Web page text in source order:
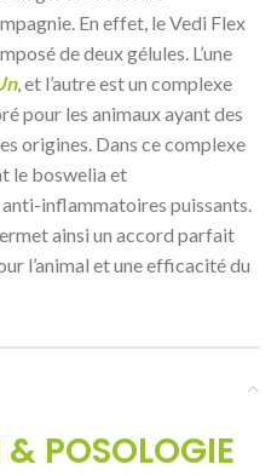
En effet, le Vedi Flex
de deux gélules. L’une
, et l’autre est un complexe
pour les animaux ayant des
origines. Dans ce complexe
le boswelia et
anti-inflammatoires puissants.
ainsi un accord parfait
l’animal et une efficacité du
POSOLOGIE